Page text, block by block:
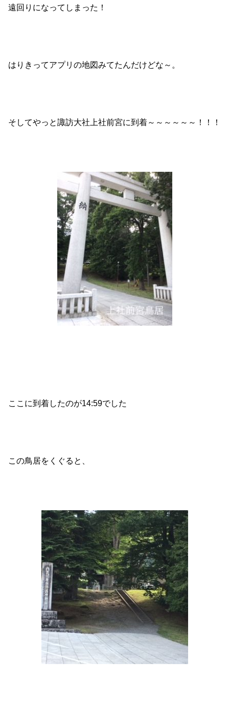
遠回りになってしまった！
はりきってアプリの地図みてたんだけどな～。
そしてやっと諏訪大社上社前宮に到着～～～～～～！！！
ここに到着したのが14:59でした
この鳥居をくぐると、